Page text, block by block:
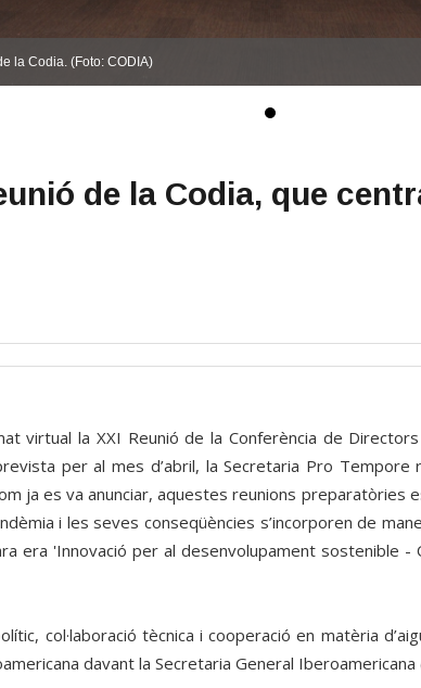
la Codia. (Foto: CODIA)
de la Codia, que
virtual la XXI Reunió de la Conferència de
per al mes d’abril, la Secretaria Pro
ja es va anunciar, aquestes reunions preparatòries
i les seves conseqüències s’incorporen de
era 'Innovació per al desenvolupament
col·laboració tècnica i cooperació en matèria
davant la Secretaria General Iberoamericana